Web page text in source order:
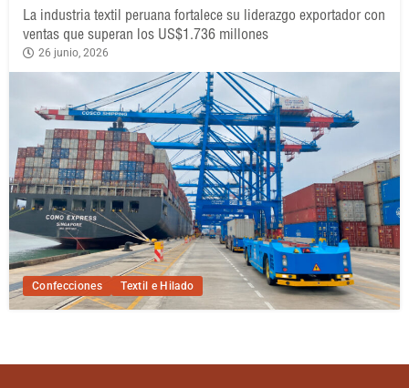
Confecciones Textil e Hilado
La industria textil peruana fortalece su liderazgo exportador con
ventas que superan los US$1.736 millones
26 junio, 2026